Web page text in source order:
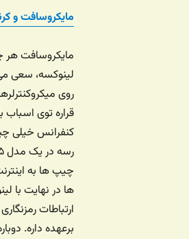
مایکروسافت و
مایکروسافت هر
روی
قراره توی
کنفرانس خیلی
چیپ ها به
ها در نهایت
ارتباطات
برعهده داره.